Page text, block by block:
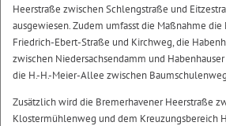
Heerstraße zwischen Schlengstraße und
ausgewiesen. Zudem umfasst die Maßnahme
Friedrich-Ebert-Straße und Kirchweg, die
zwischen Niedersachsendamm und
die H.-H.-Meier-Allee zwischen
Zusätzlich wird die Bremerhavener Heerstraße
Klostermühlenweg und dem Kreuzungsbereich